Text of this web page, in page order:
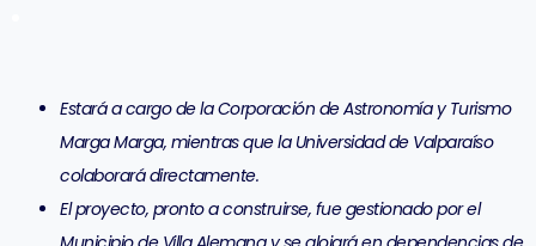
Estará a cargo de la Corporación de Astronomía y Turismo
Marga Marga, mientras que la Universidad de Valparaíso
colaborará directamente.
El proyecto, pronto a construirse, fue gestionado por el